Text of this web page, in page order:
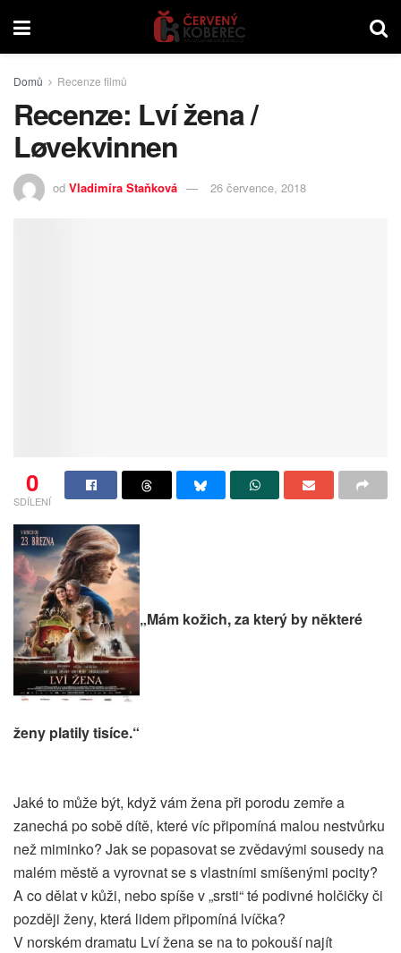
Domů Recenze filmů
Recenze: Lví žena /
Løvekvinnen
od Vladimíra Staňková 26 července, 2018
0
SDÍLENÍ
„Mám kožich, za který by některé
ženy platily tisíce.“
Jaké to může být, když vám žena při porodu zemře a
zanechá po sobě dítě, které víc připomíná malou nestvůrku
než miminko? Jak se popasovat se zvědavými sousedy na
malém městě a vyrovnat se s vlastními smíšenými pocity?
A co dělat v kůži, nebo spíše v „srsti“ té podivné holčičky či
později ženy, která lidem připomíná lvíčka?
V norském dramatu Lví žena se na to pokouší najít